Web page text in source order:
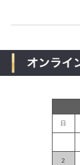
日
2